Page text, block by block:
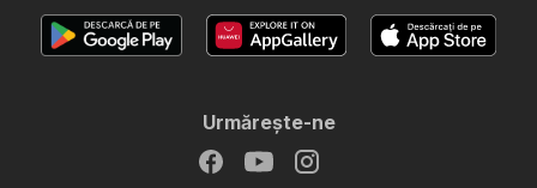
Urmăreşte-ne